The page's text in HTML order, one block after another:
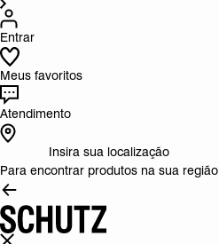
Entrar
Meus favoritos
Atendimento
Insira sua localização
Para encontrar produtos na sua região